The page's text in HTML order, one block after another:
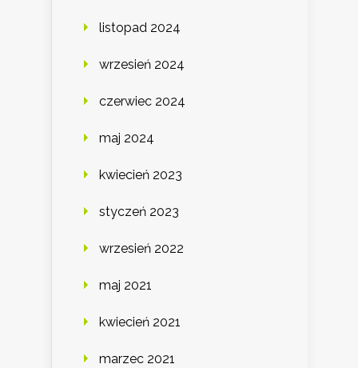
listopad 2024
wrzesień 2024
czerwiec 2024
maj 2024
kwiecień 2023
styczeń 2023
wrzesień 2022
maj 2021
kwiecień 2021
marzec 2021